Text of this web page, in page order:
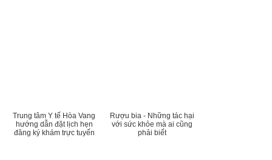
Trung tâm Y tế Hòa Vang
hướng dẫn đặt lịch hẹn
đăng ký khám trực tuyến
Rượu bia - Những tác hại
với sức khỏe mà ai cũng
phải biết